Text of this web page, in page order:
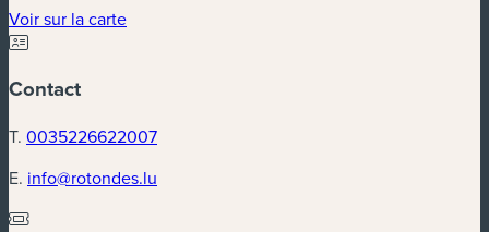
Voir sur la carte(nouvelle fenêtre)
Contact
T. 0035226622007
E. info@rotondes.lu